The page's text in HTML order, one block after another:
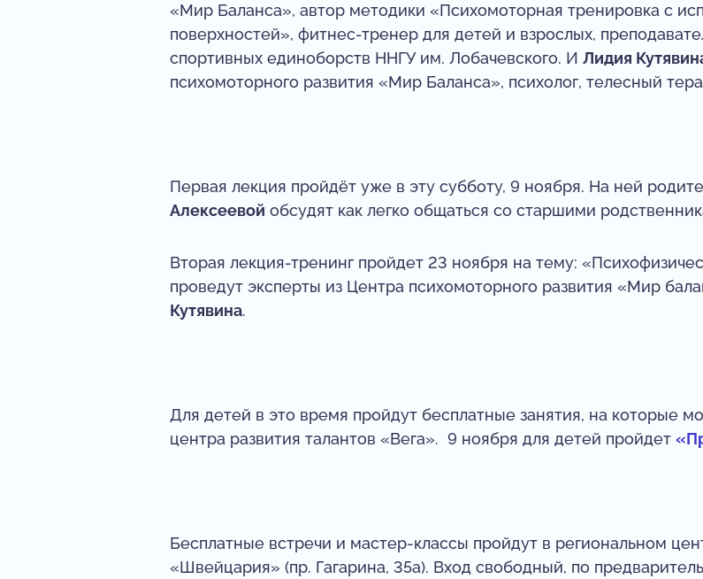
«Мир Баланса», автор методики‌ «Психомоторная тренировка с
поверхностей», фитнес-тренер для детей и взрослых,
спортивных единоборств ННГУ им. Лобачевского. И Лидия
психомоторного развития «Мир Баланса», психолог, телесный
Первая лекция пройдёт уже в эту субботу, 9 ноября. На ней
Алексеевой обсудят как легко общаться со старшими
Вторая лекция-тренинг пройдет 23 ноября на тему:
проведут эксперты из Центра психомоторного развития «Мир
Кутявина.
Для детей в это время пройдут бесплатные занятия, на которые
центра развития талантов «Вега». 9 ноября для детей пройдет
Бесплатные встречи и мастер-классы пройдут в региональном
«Швейцария» (пр. Гагарина, 35а). Вход свободный, по